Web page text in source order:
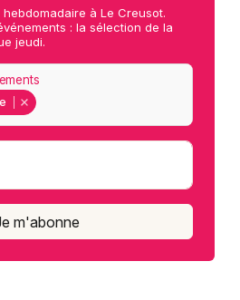
à Le Creusot.
: la sélection de la
jeudi.
m'abonne